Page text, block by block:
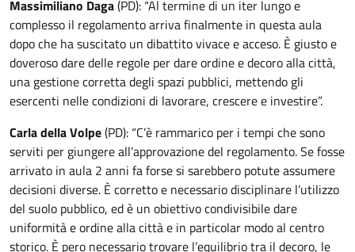
Massimiliano Daga(PD): “Al termine di un iter lungo e
complesso il regolamento arriva finalmente in questa aula
dopo che ha suscitato un dibattito vivace e acceso. È giusto e
doveroso dare delle regole per dare ordine e decoro alla città,
una gestione corretta degli spazi pubblici, mettendo gli
esercenti nelle condizioni di lavorare, crescere e investire”.
Carla della Volpe(PD): “C’è rammarico per i tempi che sono
serviti per giungere all’approvazione del regolamento. Se fosse
arrivato in aula 2 anni fa forse si sarebbero potute assumere
decisioni diverse. È corretto e necessario disciplinare l’utilizzo
del suolo pubblico, ed è un obiettivo condivisibile dare
uniformità e ordine alla città e in particolar modo al centro
storico. È pero necessario trovare l’equilibrio tra il decoro, le